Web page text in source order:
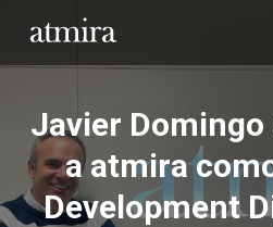
Javier
a atmira
Development